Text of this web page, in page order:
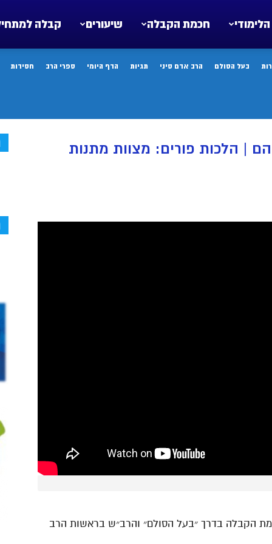
קבלה שיעורים חכמת הקבלה
בעל הסולם הרב אדם סיני תגיות הדף היומי ספרי הרב חסידות
| הלכות פורים: מצוות מתנות
הקבלה בדרך ״בעל הסולם״ והרב״ש בראשות הרב